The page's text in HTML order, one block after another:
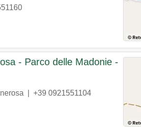
- Parco delle Madonie -
+39 0921551104